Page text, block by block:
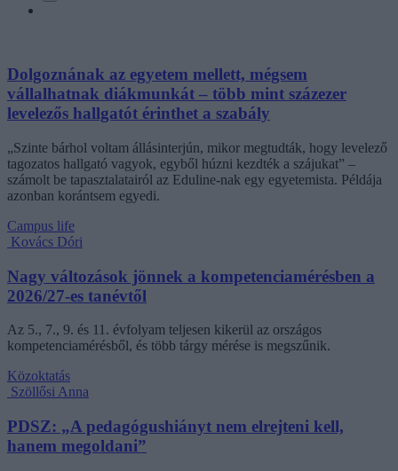
Dolgoznának az egyetem mellett, mégsem
vállalhatnak diákmunkát – több mint százezer
levelezős hallgatót érinthet a szabály
„Szinte bárhol voltam állásinterjún, mikor megtudták, hogy levelező
tagozatos hallgató vagyok, egyből húzni kezdték a szájukat” –
számolt be tapasztalatairól az Eduline-nak egy egyetemista. Példája
azonban korántsem egyedi.
Campus life
Kovács Dóri
Nagy változások jönnek a kompetenciamérésben a
2026/27-es tanévtől
Az 5., 7., 9. és 11. évfolyam teljesen kikerül az országos
kompetenciamérésből, és több tárgy mérése is megszűnik.
Közoktatás
Szöllősi Anna
PDSZ: „A pedagógushiányt nem elrejteni kell,
hanem megoldani”